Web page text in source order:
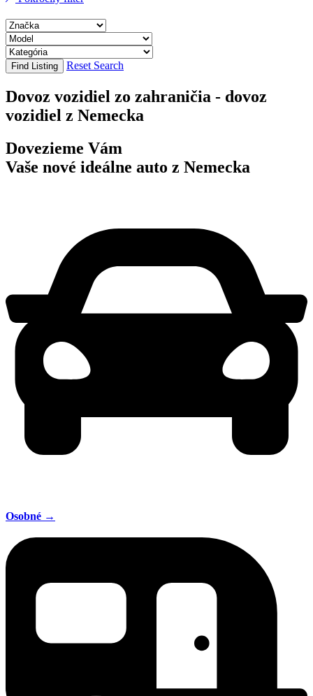
Find Listing Reset Search
Dovoz vozidiel zo zahraničia - dovoz
vozidiel z Nemecka
Dovezieme Vám
Vaše nové ideálne auto z Nemecka
Osobné →